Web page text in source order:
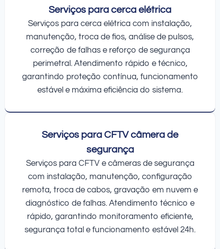
Serviços para cerca elétrica
Serviços para cerca elétrica com instalação,
manutenção, troca de fios, análise de pulsos,
correção de falhas e reforço de segurança
perimetral. Atendimento rápido e técnico,
garantindo proteção contínua, funcionamento
estável e máxima eficiência do sistema.
Serviços para CFTV câmera de
segurança
Serviços para CFTV e câmeras de segurança
com instalação, manutenção, configuração
remota, troca de cabos, gravação em nuvem e
diagnóstico de falhas. Atendimento técnico e
rápido, garantindo monitoramento eficiente,
segurança total e funcionamento estável 24h.